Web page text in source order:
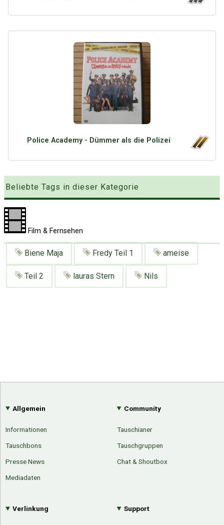
Mit Email Twitter
Google
Über Tauschbu↔de
Kategoriewolke
Tagwolke
Police Academy - Dümmer als die Polizei
Beliebte Tags in dieser Kategorie
Film & Fernsehen
Biene Maja Fredy Teil 1 ameise
Teil 2 lauras Stern Nils
Allgemein
Informationen
Tauschbons
Presse News
Mediadaten
Community
Tauschianer
Tauschgruppen
Chat & Shoutbox
Verlinkung Support